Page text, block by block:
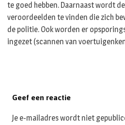
te goed hebben. Daarnaast wordt
veroordeelden te vinden die zich
de politie. Ook worden er
ingezet (scannen van
Geef een reactie
Je e-mailadres wordt niet